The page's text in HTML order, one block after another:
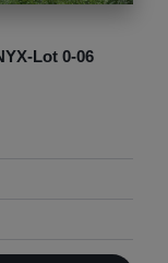
Lot 0-06